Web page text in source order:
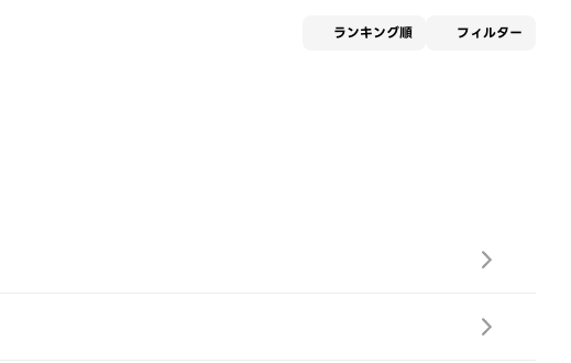
ランキング順 フィルター